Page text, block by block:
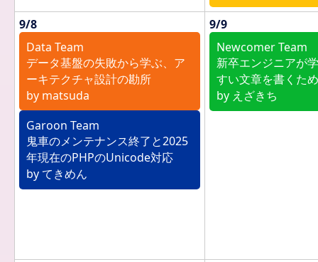
9/8
Data Team
データ基盤の失敗から学ぶ、ア
ーキテクチャ設計の勘所
by matsuda
Garoon Team
鬼車のメンテナンス終了と2025
年現在のPHPのUnicode対応
by てきめん
9/9
Newcomer Team
新卒エンジニアが
すい文章を書くた
by えざきち